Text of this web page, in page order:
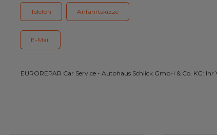
Telefon Anfahrtskizze
E-Mail
EUROREPAR Car Service - Autohaus Schlick GmbH & Co. KG: